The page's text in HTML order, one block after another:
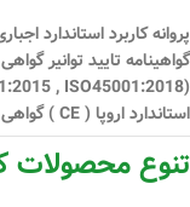
گواهینامه تایید توانیر
استاندارد اروپا ( CE ) گواهی نامه ECO-FRIENDLY
تنوع محصولات